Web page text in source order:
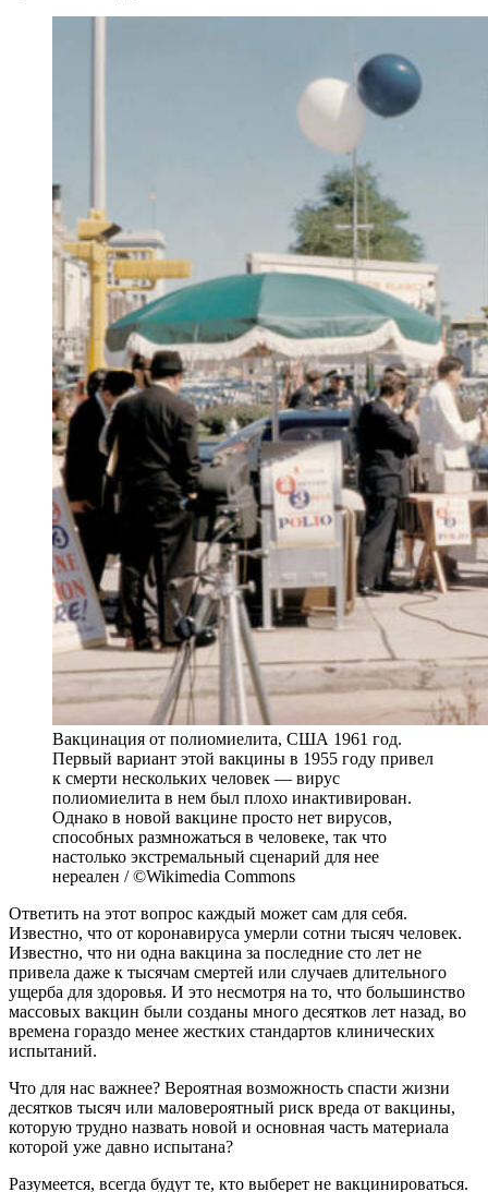
Вакцинация от полиомиелита, США 1961 год.
Первый вариант этой вакцины в 1955 году привел
к смерти нескольких человек — вирус
полиомиелита в нем был плохо инактивирован.
Однако в новой вакцине просто нет вирусов,
способных размножаться в человеке, так что
настолько экстремальный сценарий для нее
нереален / ©Wikimedia Commons
Ответить на этот вопрос каждый может сам для себя.
Известно, что от коронавируса умерли сотни тысяч человек.
Известно, что ни одна вакцина за последние сто лет не
привела даже к тысячам смертей или случаев длительного
ущерба для здоровья. И это несмотря на то, что большинство
массовых вакцин были созданы много десятков лет назад, во
времена гораздо менее жестких стандартов клинических
испытаний.
Что для нас важнее? Вероятная возможность спасти жизни
десятков тысяч или маловероятный риск вреда от вакцины,
которую трудно назвать новой и основная часть материала
которой уже давно испытана?
Разумеется, всегда будут те, кто выберет не вакцинироваться.